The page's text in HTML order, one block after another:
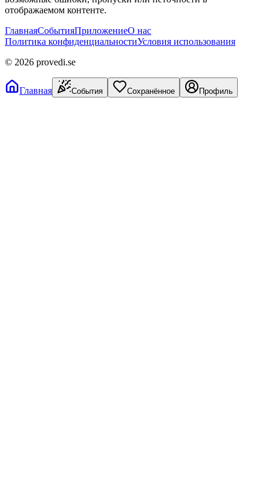
отображаемом контенте.
ГлавнаяСобытияПриложениеО нас
Политика конфиденциальностиУсловия использования
© 2026 provedi.se
Главная События Сохранённое Профиль